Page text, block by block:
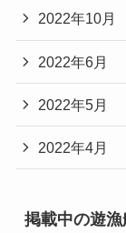
2022年10月
2022年6月
2022年5月
2022年4月
掲載中の遊漁